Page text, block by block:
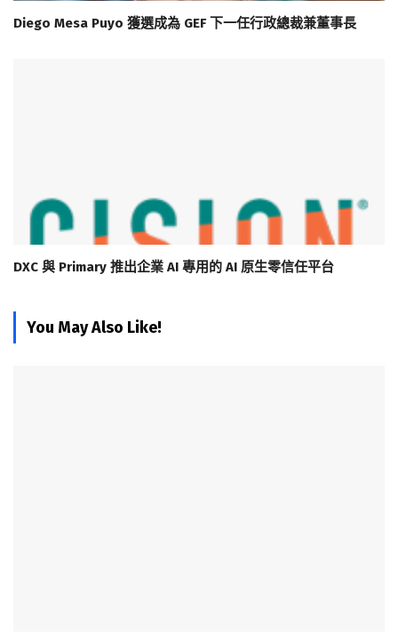
Diego Mesa Puyo 獲選成為 GEF 下一任行政總裁兼董事長
DXC 與 Primary 推出企業 AI 專用的 AI 原生零信任平台
You May Also Like!